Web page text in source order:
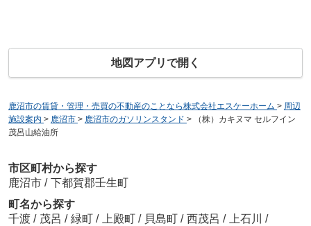
地図アプリで開く
鹿沼市の賃貸・管理・売買の不動産のことなら株式会社エスケーホーム > 周辺
施設案内 > 鹿沼市 > 鹿沼市のガソリンスタンド >
（株）カキヌマ セルフイン
茂呂山給油所
市区町村から探す
鹿沼市 / 下都賀郡壬生町
町名から探す
千渡 / 茂呂 / 緑町 / 上殿町 / 貝島町 / 西茂呂 / 上石川 /